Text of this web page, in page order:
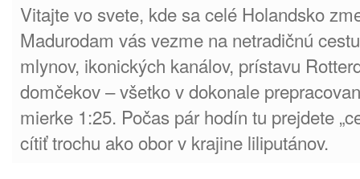
Vitajte vo svete, kde sa celé Holandsko
Madurodam vás vezme na netradičnú
mlynov, ikonických kanálov, prístavu
domčekov – všetko v dokonale
mierke 1:25. Počas pár hodín tu prejdete
cítiť trochu ako obor v krajine liliputánov.